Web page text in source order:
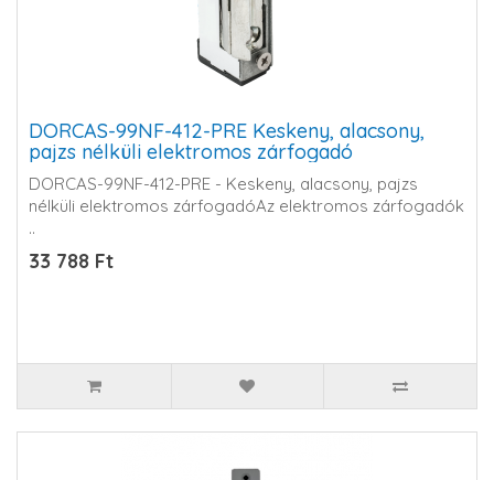
DORCAS-99NF-412-PRE Keskeny, alacsony,
pajzs nélküli elektromos zárfogadó
DORCAS-99NF-412-PRE - Keskeny, alacsony, pajzs
nélküli elektromos zárfogadóAz elektromos zárfogadók
..
33 788 Ft